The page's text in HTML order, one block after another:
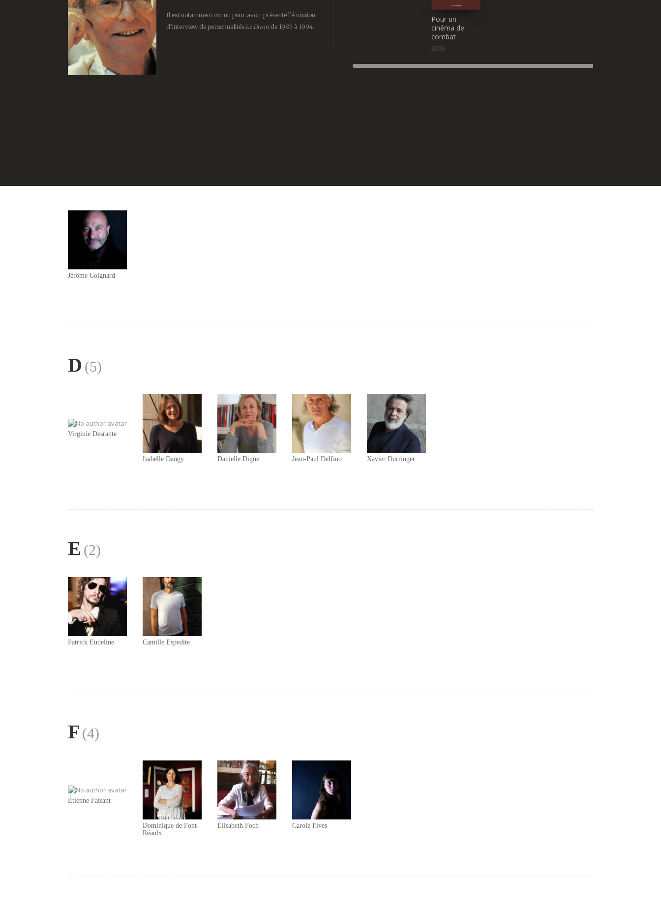
Il est notamment connu pour avoir présenté l’émission
d’interview de personnalités Le Divan de 1987 à 1994.
Pour un
cinéma de
combat
2003
Jérôme Coignard
D (5)
Virginie Desrante
Isabelle Dangy Danielle Digne Jean-Paul Delfino Xavier Durringer
E (2)
Patrick Eudeline Camille Espedite
F (4)
Étienne Faisant
Dominique de Font-
Réaulx
Élisabeth Foch Carole Fives